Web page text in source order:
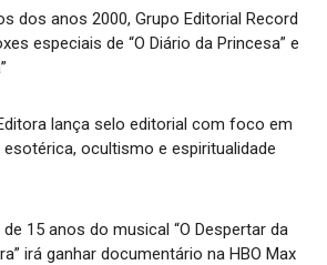
dos anos 2000, Grupo Editorial Record
especiais de “O Diário da Princesa” e
lança selo editorial com foco em
ocultismo e espiritualidade
de 15 anos do musical “O Despertar da
irá ganhar documentário na HBO Max